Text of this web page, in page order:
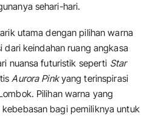
sehari-hari.
utama dengan pilihan warna
dari keindahan ruang angkasa
nuansa futuristik seperti Star
Aurora Pinkyang terinspirasi
Pilihan warna yang
bagi pemiliknya untuk